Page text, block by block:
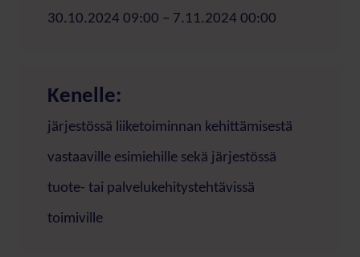
30.10.2024 09:00 – 7.11.2024 00:00
Kenelle:
järjestössä liiketoiminnan kehittämisestä
vastaaville esimiehille sekä järjestössä
tuote- tai palvelukehitystehtävissä
toimiville